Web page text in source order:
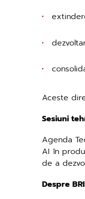
Aceste
Sesiuni
Agenda
AI în
de a
Despre